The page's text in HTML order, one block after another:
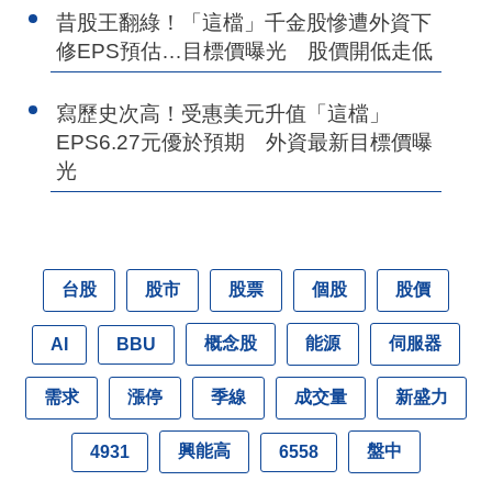
昔股王翻綠！「這檔」千金股慘遭外資下
修EPS預估…目標價曝光 股價開低走低
寫歷史次高！受惠美元升值「這檔」
EPS6.27元優於預期 外資最新目標價曝
光
台股 股市 股票 個股 股價
AI BBU 概念股 能源 伺服器
需求 漲停 季線 成交量 新盛力
4931 興能高 6558 盤中